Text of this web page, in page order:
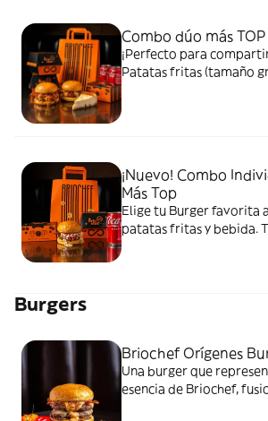
Combo dúo más TOP
¡Perfecto para
Patatas fritas (tamaño
¡Nuevo! Combo
Más Top
Elige tu Burger favorita
patatas fritas y bebida.
Burgers
Briochef Orígenes
Una burger que
esencia de Briochef,